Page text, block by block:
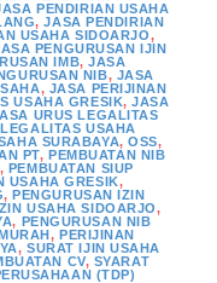
PENDIRIAN USAHA
,JASA PENDIRIAN
USAHA SIDOARJO,
PENGURUSAN IJIN
IMB,JASA
NIB, JASA
, JASA PERIJINAN
USAHA GRESIK,JASA
URUS LEGALITAS
USAHA
SURABAYA,OSS,
PT,PEMBUATAN NIB
, PEMBUATAN SIUP
USAHA GRESIK,
,PENGURUSAN IZIN
USAHA SIDOARJO,
, PENGURUSAN NIB
, PERIJINAN
,SURAT IJIN USAHA
CV, SYARAT
(TDP)